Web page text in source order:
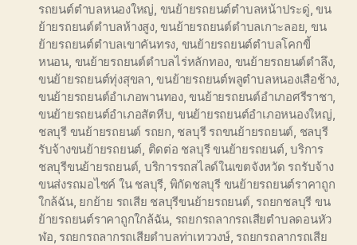
รถยนต์ตำบลหนองใหญ่ ขนย้ายรถยนต์ตำบลหน้าประดู่ ,ขน
ย้ายรถยนต์ตำบลห้างสูง,ขนย้ายรถยนต์ตำบลเกาะลอย ขน
ย้ายรถยนต์ตำบลเขาคันทรง ขนย้ายรถยนต์ตำบลโคกขี้
หนอน ขนย้ายรถยนต์ตำบลไร่หลักทอง ขนย้ายรถยนต์ตำลึง,
ขนย้ายรถยนต์ทุ่งสุขลา ,ขนย้ายรถยนต์พลูตำบลหนองเสือช้าง
ขนย้ายรถยนต์อำเภอพานทอง,ขนย้ายรถยนต์อำเภอศรีราชา
ขนย้ายรถยนต์อำเภอสัตหีบ ขนย้ายรถยนต์อำเภอหนองใหญ่
ชลบุรี ขนย้ายรถยนต์ รถยก ชลบุรี รถขนย้ายรถยนต์ ชลบุรี
รับจ้างขนย้ายรถยนต์ ติดต่อ ชลบุรี ขนย้ายรถยนต์,บริการ
ชลบุรีขนย้ายรถยนต์, บริการรถสไลด์ในเขตจังหวัด รถรับจ้าง
ขนส่งรถมอไซค์ ใน ชลบุรี พิกัดชลบุรี ขนย้ายรถยนต์ราคาถูก
ใกล้ฉัน, ยกย้าย รถเสีย ชลบุรีขนย้ายรถยนต์, รถยกชลบุรี ขน
ย้ายรถยนต์ราคาถูกใกล้ฉัน รถยกรถลากรถเสียตำบลดอนหัว
ฬอ รถยกรถลากรถเสียตำบลท่าเทววงษ์, รถยกรถลากรถเสีย